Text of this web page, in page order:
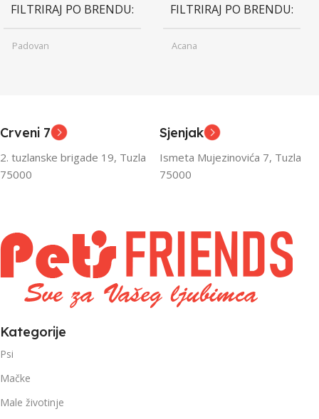
FILTRIRAJ PO BRENDU
Padovan
FILTRIRAJ PO TEŽINI
1kg – 3kg
FILTRIRAJ PO BRENDU
Acana
FILTRIRAJ PO TEŽINI
Crveni 7
2. tuzlanske brigade 19, Tuzla
75000
Sjenjak
Ismeta Mujezinovića 7, Tuzla
75000
Kategorije
Psi
Mačke
Male životinje